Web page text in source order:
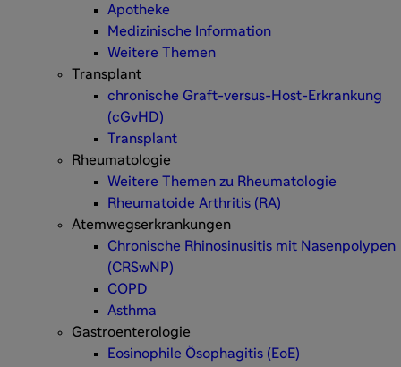
Apotheke
Medizinische Information
Weitere Themen
Transplant
chronische Graft-versus-Host-Erkrankung
(cGvHD)
Transplant
Rheumatologie
Weitere Themen zu Rheumatologie
Rheumatoide Arthritis (RA)
Atemwegserkrankungen
Chronische Rhinosinusitis mit Nasenpolypen
(CRSwNP)
COPD
Asthma
Gastroenterologie
Eosinophile Ösophagitis (EoE)